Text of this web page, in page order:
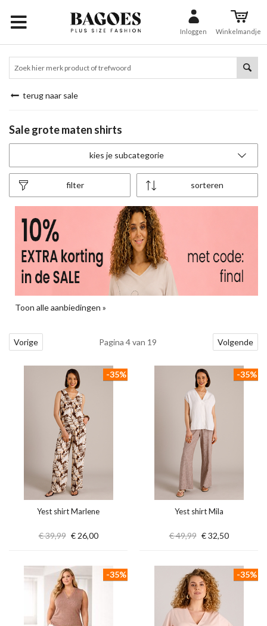
Inloggen Winkelmandje
terug naar sale
Sale grote maten shirts
kies je subcategorie
sorteren
filter
Toon alle aanbiedingen »
Vorige Pagina 4 van 19 Volgende
Yest shirt Marlene
€ 39,99 € 26,00
-35%
Yest shirt Mila
€ 49,99 € 32,50
-35%
-35% -35%